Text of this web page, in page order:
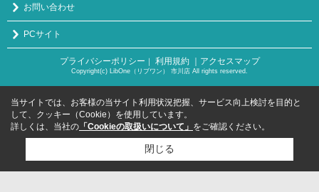
お問い合わせ
PCサイト
プライバシーポリシー ｜ 利用規約 ｜アクセスマップ
Copyright(c) LibOne（リブワン） 市川店 All rights reserved.
当サイトでは、お客様の当サイト利用状況把握、サービス向上検討を目的と
して、クッキー（Cookie）を使用しています。
詳しくは、当社の 「Cookieの取扱いについて」 をご確認ください。
閉じる